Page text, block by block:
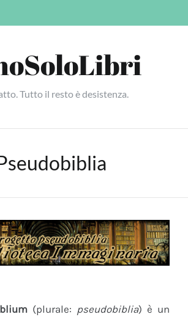
Tutto il resto è desistenza.
(plurale: pseudobiblia) è un